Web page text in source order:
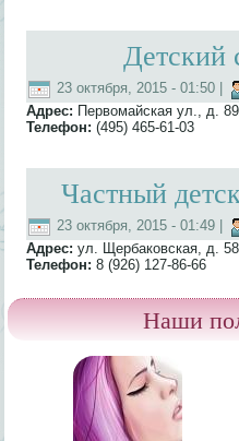
Детский
23 октября, 2015 - 01:50
Адрес: Первомайская ул., д.
Телефон:(495) 465-61-03
Частный
23 октября, 2015 - 01:49
Адрес:ул. Щербаковская, д.
Телефон:8 (926) 127-86-66
Наши